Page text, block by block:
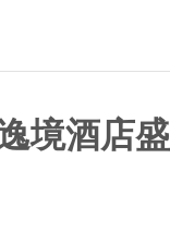
境酒店